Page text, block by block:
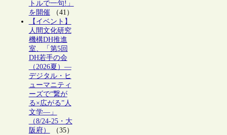
トルで一句!」
を開催（41）
【イベント】
人間文化研究
機構DH推進
室、「第5回
DH若手の会
（2026夏）―
デジタル・ヒ
ューマニティ
ーズで“繋が
る×広がる”人
文学―」
（8/24-25・大
阪府）
（35）